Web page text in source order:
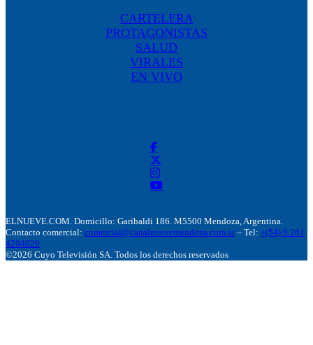
CARTELERA
PROTAGONISTAS
SALUD
VIRALES
EN VIVO
ELNUEVE.COM. Domicillo: Garibaldi 186. M5500 Mendoza, Argentina.
Contacto comercial: comercial@canalnuevemendoza.com.ar – Tel: +(54) 9 261
4204020
©2026 Cuyo Televisión SA. Todos los derechos reservados